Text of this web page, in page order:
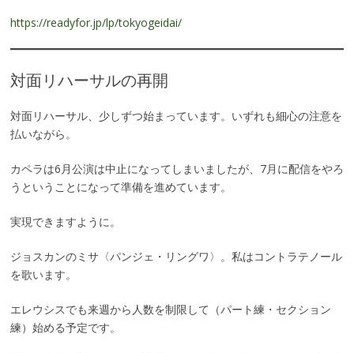
https://readyfor.jp/lp/tokyogeidai/
対面リハーサルの再開
対面リハーサル、少しずつ始まっています。いずれも細心の注意を
払いながら。
カペラは6月公演は中止になってしまいましたが、7月に配信をやろ
うということになって準備を進めています。
実現できますように。
ジョスカンのミサ〈パンジェ・リングワ〉。私はコントラテノール
を歌います。
エレウシスでも来週から人数を制限して（パート練・セクション
練）始める予定です。